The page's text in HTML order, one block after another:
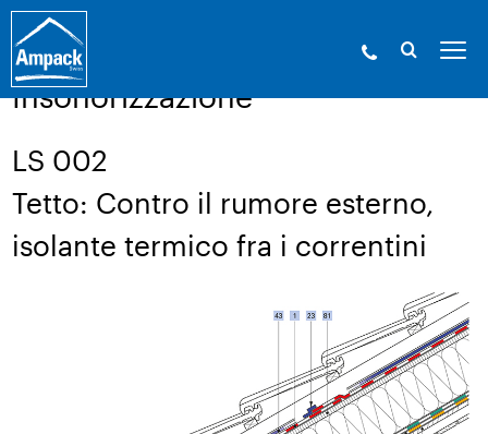
Ampack - Gli esperti in involucri edilizi. Dal
1946.»Servizio
Insonorizzazione
LS 002
Tetto: Contro il rumore esterno,
isolante termico fra i correntini